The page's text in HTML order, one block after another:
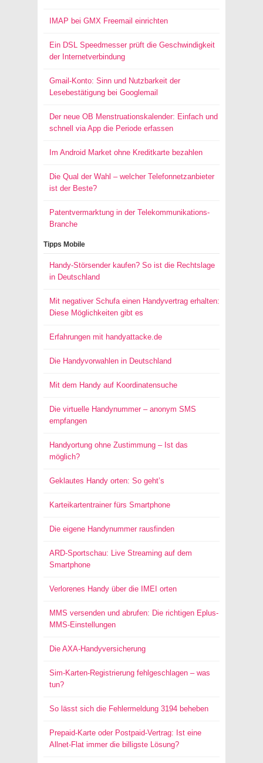
IMAP bei GMX Freemail einrichten
Ein DSL Speedmesser prüft die Geschwindigkeit
der Internetverbindung
Gmail-Konto: Sinn und Nutzbarkeit der
Lesebestätigung bei Googlemail
Der neue OB Menstruationskalender: Einfach und
schnell via App die Periode erfassen
Im Android Market ohne Kreditkarte bezahlen
Die Qual der Wahl – welcher Telefonnetzanbieter
ist der Beste?
Patentvermarktung in der Telekommunikations-
Branche
Tipps Mobile
Handy-Störsender kaufen? So ist die Rechtslage
in Deutschland
Mit negativer Schufa einen Handyvertrag erhalten:
Diese Möglichkeiten gibt es
Erfahrungen mit handyattacke.de
Die Handyvorwahlen in Deutschland
Mit dem Handy auf Koordinatensuche
Die virtuelle Handynummer – anonym SMS
empfangen
Handyortung ohne Zustimmung – Ist das
möglich?
Geklautes Handy orten: So geht’s
Karteikartentrainer fürs Smartphone
Die eigene Handynummer rausfinden
ARD-Sportschau: Live Streaming auf dem
Smartphone
Verlorenes Handy über die IMEI orten
MMS versenden und abrufen: Die richtigen Eplus-
MMS-Einstellungen
Die AXA-Handyversicherung
Sim-Karten-Registrierung fehlgeschlagen – was
tun?
So lässt sich die Fehlermeldung 3194 beheben
Prepaid-Karte oder Postpaid-Vertrag: Ist eine
Allnet-Flat immer die billigste Lösung?